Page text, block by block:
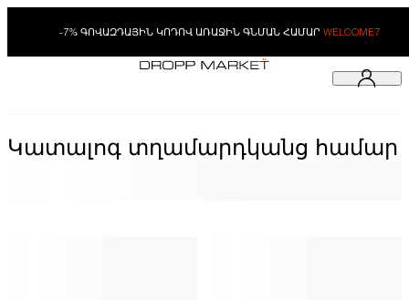
-7% ԳՈՎԱԶԴԱՅԻՆ ԿՈԴՈՎ ԱՌԱՋԻՆ ԳՆՄԱՆ ՀԱՄԱՐ WELCOME7
Կատալոգ տղամարդկանց համար